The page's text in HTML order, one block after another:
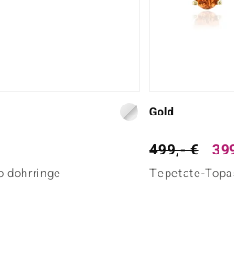
Gold
499,- €
Tepetate-